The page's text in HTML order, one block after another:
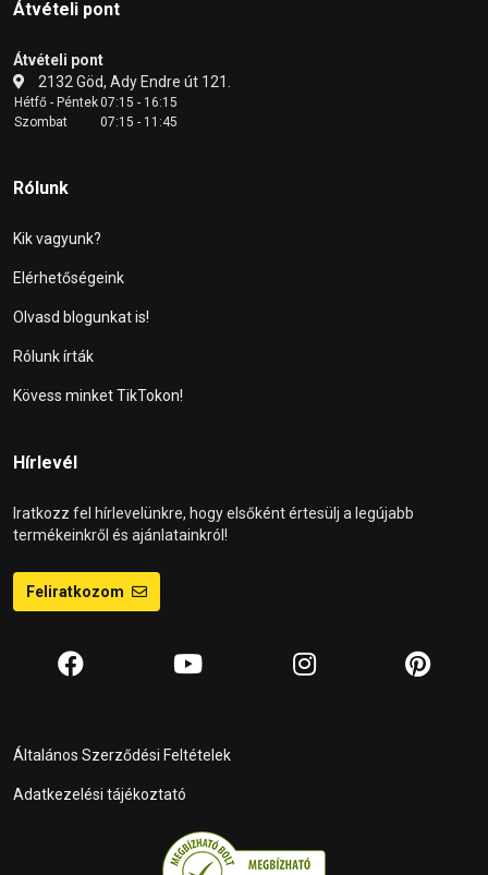
Átvételi pont
Átvételi pont
2132 Göd, Ady Endre út 121.
Hétfő - Péntek07:15 - 16:15
Szombat
07:15 - 11:45
Rólunk
Kik vagyunk?
Elérhetőségeink
Olvasd blogunkat is!
Rólunk írták
Kövess minket TikTokon!
Hírlevél
Iratkozz fel hírlevelünkre, hogy elsőként értesülj a legújabb
termékeinkről és ajánlatainkról!
Feliratkozom
Általános Szerződési Feltételek
Adatkezelési tájékoztató